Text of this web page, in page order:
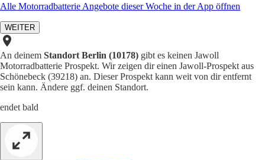
Alle Motorradbatterie Angebote dieser Woche in der App öffnen
WEITER
An deinem Standort Berlin (10178) gibt es keinen Jawoll
Motorradbatterie Prospekt. Wir zeigen dir einen Jawoll-Prospekt aus
Schönebeck (39218) an. Dieser Prospekt kann weit von dir entfernt
sein kann. Ändere ggf. deinen Standort.
endet bald